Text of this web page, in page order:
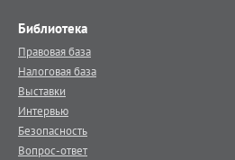
Библиотека
Правовая база
Налоговая база
Выставки
Интервью
Безопасность
Вопрос-ответ